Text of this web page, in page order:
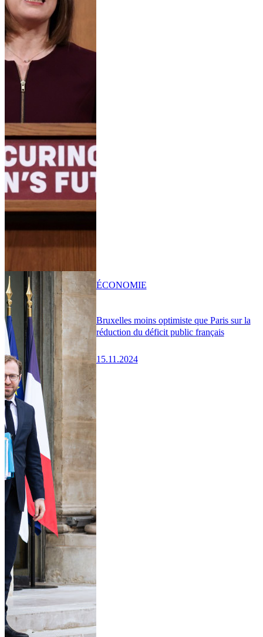
Bruxelles moins optimiste que Paris sur la
réduction du déficit public français
15.11.2024
ÉCONOMIE